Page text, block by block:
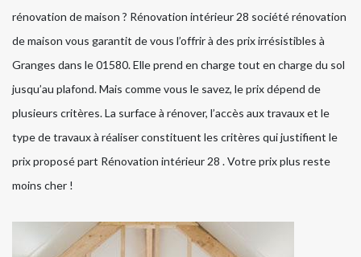
rénovation de maison ? Rénovation intérieur 28 société rénovation
de maison vous garantit de vous l’offrir à des prix irrésistibles à
Granges dans le 01580. Elle prend en charge tout en charge du sol
jusqu’au plafond. Mais comme vous le savez, le prix dépend de
plusieurs critères. La surface à rénover, l’accès aux travaux et le
type de travaux à réaliser constituent les critères qui justifient le
prix proposé part Rénovation intérieur 28 . Votre prix plus reste
moins cher !